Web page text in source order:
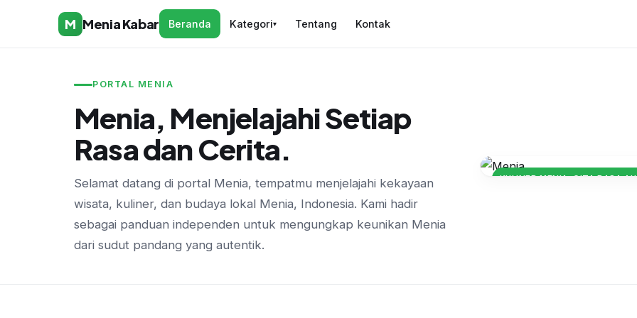
M Menia Kabar Beranda Kategori▾ Tentang Kontak
PORTAL MENIA
Menia, Menjelajahi Setiap
Rasa dan Cerita.
Selamat datang di portal Menia, tempatmu menjelajahi kekayaan
wisata, kuliner, dan budaya lokal Menia, Indonesia. Kami hadir
sebagai panduan independen untuk mengungkap keunikan Menia
dari sudut pandang yang autentik.
KULINER MENIA: CITA RASA